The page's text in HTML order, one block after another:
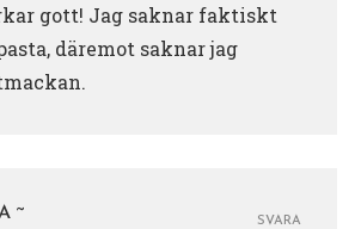
gott! Jag saknar faktiskt
däremot saknar jag
~
SVARA